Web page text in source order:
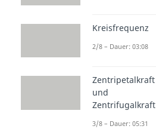
Kreisfrequenz
2/8 – Dauer: 03:08
Zentripetalkraft
und
Zentrifugalkraft
3/8 – Dauer: 05:31